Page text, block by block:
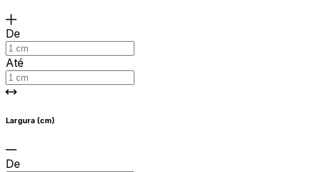
De
Até
Largura (cm)
De